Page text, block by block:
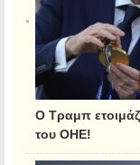
Ο Τραμπ
του ΟΗΕ!